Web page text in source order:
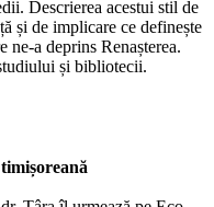
Descrierea acestui stil de
și de implicare ce definește
ne-a deprins Renașterea.
și bibliotecii.